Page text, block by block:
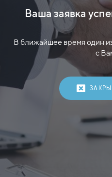
Ваша заявка
В ближайшее время один
с